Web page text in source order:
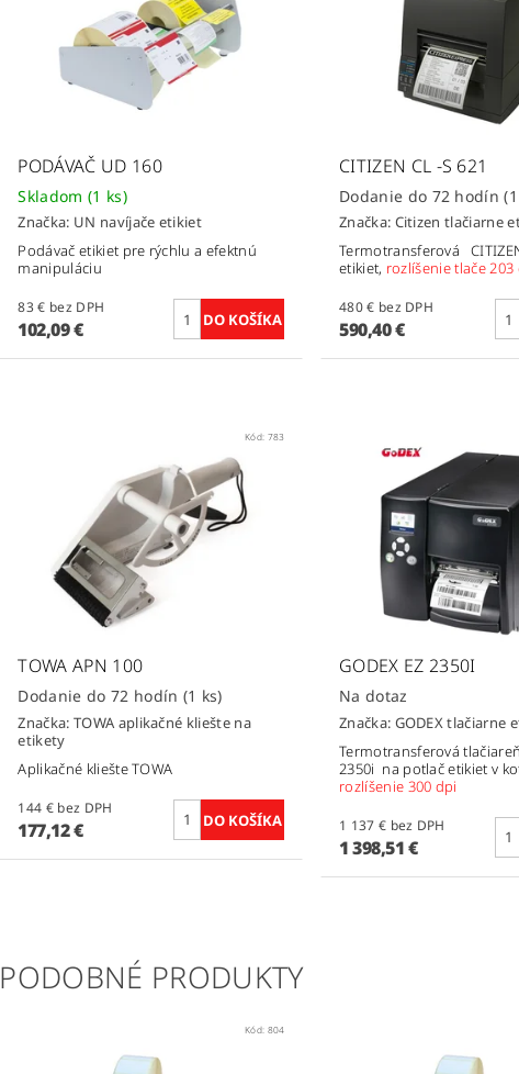
PODÁVAČ UD 160
Skladom (1 ks)
Značka: UN navíjače etikiet
Podávač etikiet pre rýchlu a efektnú
manipuláciu
83 € bez DPH
102,09 €
CITIZEN CL -S 621
Dodanie do 72 hodín
Značka: Citizen tlačiarne
Termotransferová
etikiet, rozlíšenie tlače 203
480 € bez DPH
590,40 €
Kód: 783
TOWA APN 100
Dodanie do 72 hodín (1 ks)
Značka: TOWA aplikačné kliešte na
etikety
Aplikačné kliešte TOWA
144 € bez DPH
177,12 €
GODEX EZ 2350I
Na dotaz
Značka: GODEX tlačiarne
Termotransferová
2350i na potlač etikiet v
rozlíšenie 300 dpi
1 137 € bez DPH
1 398,51 €
PODOBNÉ PRODUKTY
Kód: 804